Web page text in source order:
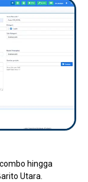
hingga
Utara.